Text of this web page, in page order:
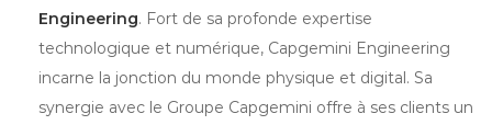
Engineering. Fort de sa profonde expertise
technologique et numérique, Capgemini Engineering
incarne la jonction du monde physique et digital. Sa
synergie avec le Groupe Capgemini offre à ses clients un